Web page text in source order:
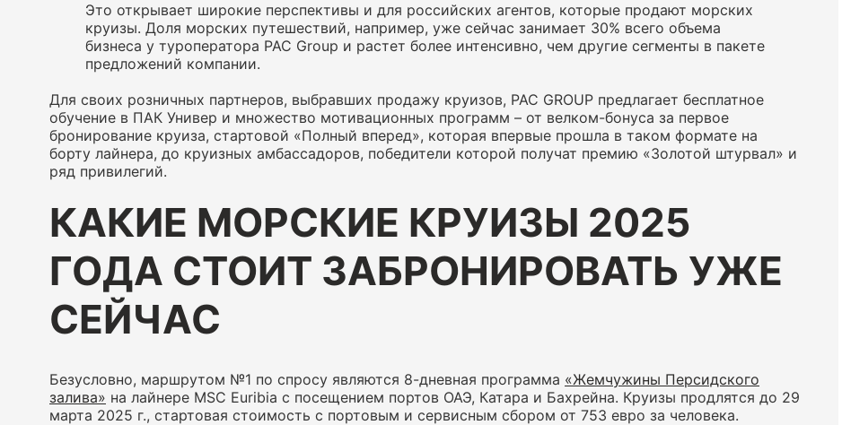
Это открывает широкие перспективы и для российских агентов, которые продают морских
круизы. Доля морских путешествий, например, уже сейчас занимает 30% всего объема
бизнеса у туроператора PAC Group и растет более интенсивно, чем другие сегменты в пакете
предложений компании.
Для своих розничных партнеров, выбравших продажу круизов, PAC GROUP предлагает бесплатное
обучение в ПАК Универ и множество мотивационных программ – от велком-бонуса за первое
бронирование круиза, стартовой «Полный вперед», которая впервые прошла в таком формате на
борту лайнера, до круизных амбассадоров, победители которой получат премию «Золотой штурвал» и
ряд привилегий.
КАКИЕ МОРСКИЕ КРУИЗЫ 2025
ГОДА СТОИТ ЗАБРОНИРОВАТЬ УЖЕ
СЕЙЧАС
Безусловно, маршрутом №1 по спросу являются 8-дневная программа «Жемчужины Персидского
залива» на лайнере MSC Euribia с посещением портов ОАЭ, Катара и Бахрейна. Круизы продлятся до 29
марта 2025 г., стартовая стоимость с портовым и сервисным сбором от 753 евро за человека.